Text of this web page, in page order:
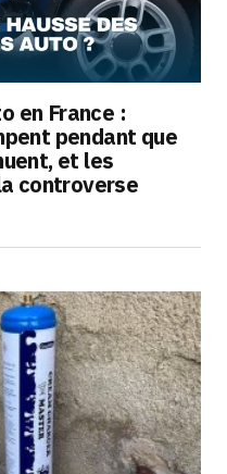
en France :
pendant que
et les
controverse